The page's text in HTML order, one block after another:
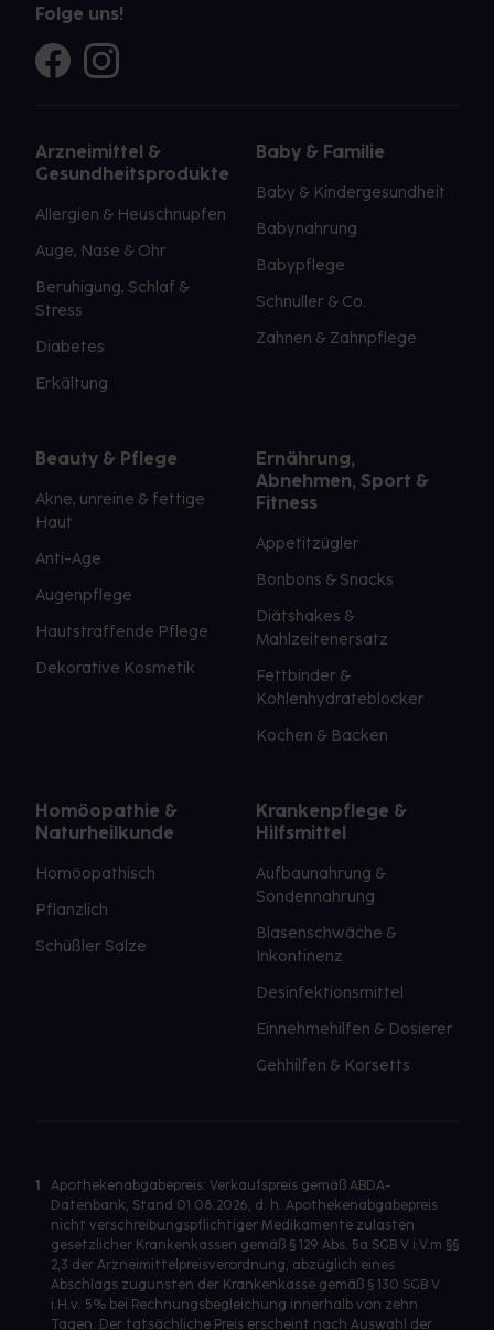
Folge uns!
Arzneimittel &
Gesundheitsprodukte
Allergien & Heuschnupfen
Auge, Nase & Ohr
Beruhigung, Schlaf &
Stress
Diabetes
Erkältung
Baby & Familie
Baby & Kindergesundheit
Babynahrung
Babypflege
Schnuller & Co.
Zahnen & Zahnpflege
Beauty & Pflege
Akne, unreine & fettige
Haut
Anti-Age
Augenpflege
Hautstraffende Pflege
Dekorative Kosmetik
Ernährung,
Abnehmen, Sport &
Fitness
Appetitzügler
Bonbons & Snacks
Diätshakes &
Mahlzeitenersatz
Fettbinder &
Kohlenhydrateblocker
Kochen & Backen
Homöopathie &
Naturheilkunde
Homöopathisch
Pflanzlich
Schüßler Salze
Krankenpflege &
Hilfsmittel
Aufbaunahrung &
Sondennahrung
Blasenschwäche &
Inkontinenz
Desinfektionsmittel
Einnehmehilfen & Dosierer
Gehhilfen & Korsetts
1
Apothekenabgabepreis: Verkaufspreis gemäß ABDA-
Datenbank, Stand 01.08.2026, d. h. Apothekenabgabepreis
nicht verschreibungspflichtiger Medikamente zulasten
gesetzlicher Krankenkassen gemäß § 129 Abs. 5a SGB V i.V.m §§
2,3 der Arzneimittelpreisverordnung, abzüglich eines
Abschlags zugunsten der Krankenkasse gemäß § 130 SGB V
i.H.v. 5% bei Rechnungsbegleichung innerhalb von zehn
Tagen. Der tatsächliche Preis erscheint nach Auswahl der